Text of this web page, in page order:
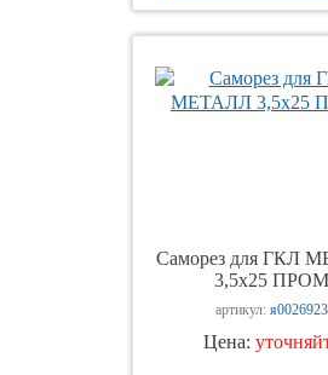
Саморез для ГКЛ
3,5х25 ПРОМ
артикул: я0026923
Цена: